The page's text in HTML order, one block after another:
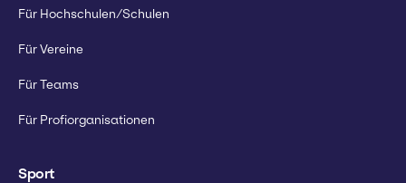
Für Hochschulen/Schulen
Für Vereine
Für Teams
Für Profiorganisationen
Sport